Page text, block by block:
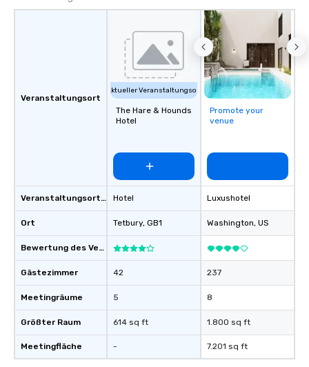
Mockups available
Veranstaltungsort
Veranstaltungsortstyp
Ort
Bewertung des Veranstaltungsortes
Gästezimmer
Meetingräume
Größter Raum
Meetingfläche
Aktueller Veranstaltungsort
The Hare & Hounds
Hotel
Hotel
Tetbury, GB1
42
5
614 sq ft
-
Promote your
venue
Luxushotel
Washington, US
237
8
1.800 sq ft
7.201 sq ft